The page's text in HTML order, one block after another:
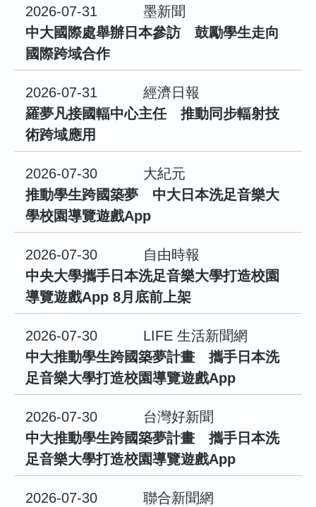
2026-07-31
墨新聞
中大國際處舉辦日本參訪 鼓勵學生走向
國際跨域合作
2026-07-31
經濟日報
羅夢凡接國輻中心主任 推動同步輻射技
術跨域應用
2026-07-30
大紀元
推動學生跨國築夢 中大日本洗足音樂大
學校園導覽遊戲App
2026-07-30
自由時報
中央大學攜手日本洗足音樂大學打造校園
導覽遊戲App 8月底前上架
2026-07-30
LIFE 生活新聞網
中大推動學生跨國築夢計畫 攜手日本洗
足音樂大學打造校園導覽遊戲App
2026-07-30
台灣好新聞
中大推動學生跨國築夢計畫 攜手日本洗
足音樂大學打造校園導覽遊戲App
2026-07-30
聯合新聞網